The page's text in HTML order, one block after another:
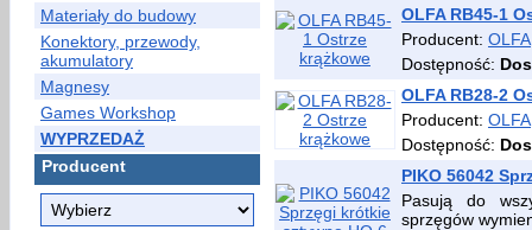
Materiały do budowy
Konektory, przewody,
akumulatory
Magnesy
Games Workshop
WYPRZEDAŻ
Producent
OLFA RB45-1
Producent: OLFA
Dostępność:
OLFA RB28-2
Producent: OLFA
Dostępność:
PIKO 56042
Pasują do
sprzęgów